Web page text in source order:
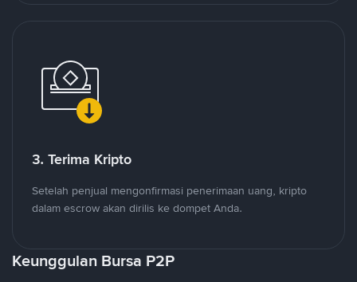
3. Terima Kripto
Setelah penjual mengonfirmasi penerimaan uang, kripto
dalam escrow akan dirilis ke dompet Anda.
Keunggulan Bursa P2P